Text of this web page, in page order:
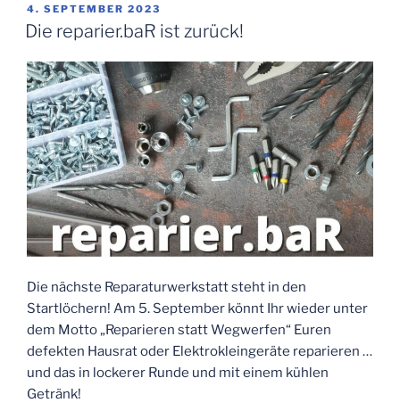
VERÖFFENTLICHT
AM
4. SEPTEMBER 2023
Die reparier.baR ist zurück!
Die nächste Reparaturwerkstatt steht in den
Startlöchern! Am 5. September könnt Ihr wieder unter
dem Motto „Reparieren statt Wegwerfen“ Euren
defekten Hausrat oder Elektrokleingeräte reparieren …
und das in lockerer Runde und mit einem kühlen
Getränk!